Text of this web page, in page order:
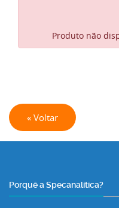
Produto não
« Voltar
Porquê a Specanalítica?